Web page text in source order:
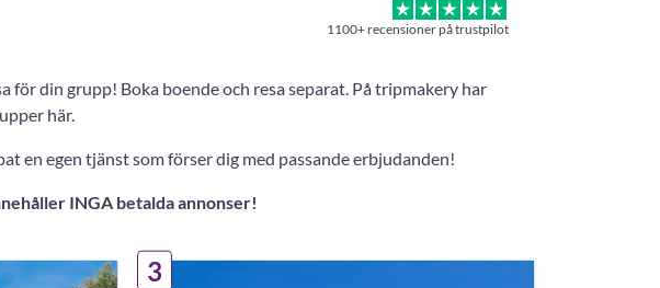
1100+ recensioner på trustpilot
din grupp! Boka boende och resa separat. På tripmakery har
här.
en egen tjänst som förser dig med passande erbjudanden!
INGA betalda annonser!
3